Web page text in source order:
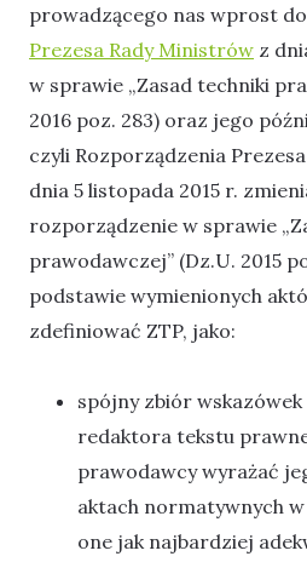
prowadzącego nas wprost
Prezesa Rady Ministrów z
w sprawie „Zasad techniki
2016 poz. 283) oraz jego
czyli Rozporządzenia
dnia 5 listopada 2015 r.
rozporządzenie w sprawie
prawodawczej” (Dz.U. 2015
podstawie wymienionych
zdefiniować ZTP, jako:
spójny zbiór
redaktora tekstu
prawodawcy wyrażać
aktach normatywnych w
one jak najbardziej